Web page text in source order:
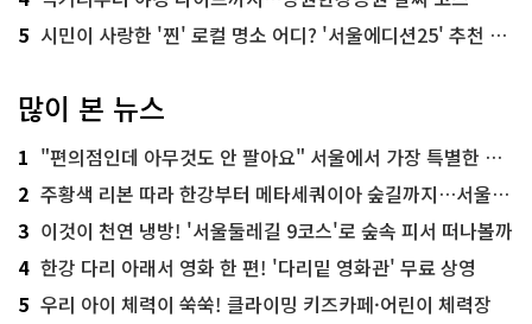
5 시민이 사랑한 '찐' 로컬 명소 어디? '서울에디션25' 추천 코스
많이 본 뉴스
1 "편의점인데 아무것도 안 팔아요" 서울에서 가장 특별한 편의점의 정체
2 주황색 리본 따라 한강부터 메타세쿼이아 숲길까지…서울둘레길 15코스
3 이것이 천연 냉방! '서울둘레길 9코스'로 숲속 피서 떠나볼까
4 한강 다리 아래서 영화 한 편! '다리밑 영화관' 무료 상영
5 우리 아이 체력이 쑥쑥! 클라이밍 키즈카페·어린이 체력장